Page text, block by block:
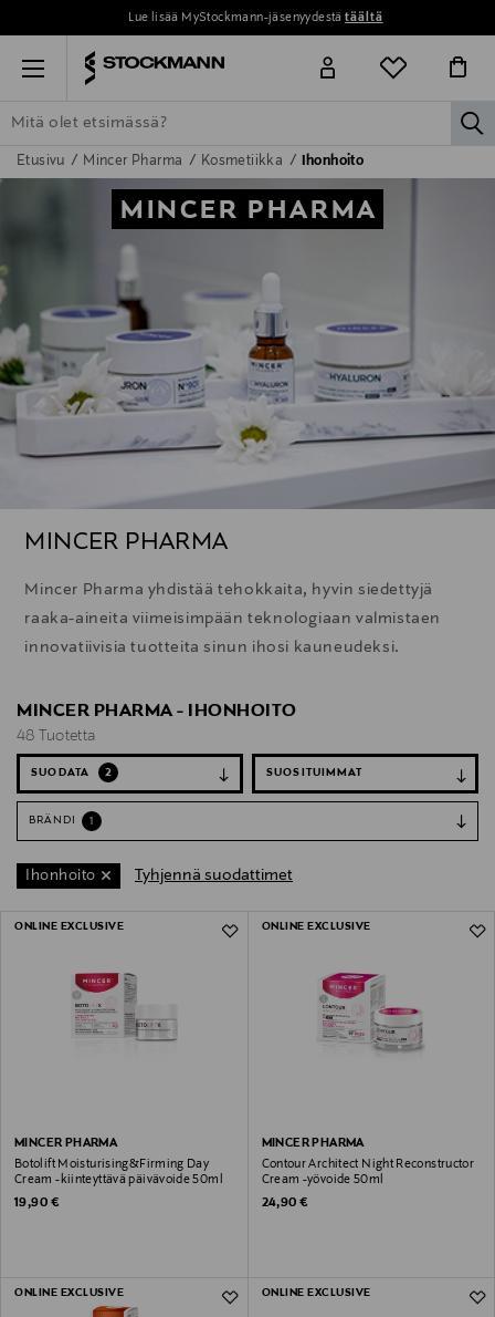
Lue lisää MyStockmann-jäsenyydestätäältä
Menu
ETSI KAIKKI NAISET MIEHET LAPSET KOTI
Etusivu Mincer Pharma Kosmetiikka Ihonhoito
MINCER PHARMA
MINCER PHARMA
Mincer Pharma yhdistää tehokkaita, hyvin siedettyjä
raaka-aineita viimeisimpään teknologiaan valmistaen
innovatiivisia tuotteita sinun ihosi kauneudeksi.
MINCER PHARMA - IHONHOITO
48 Tuotetta
SUODATA 2
BRÄNDI 1
Ihonhoito Tyhjennä suodattimet
48 Tuotetta
ONLINE EXCLUSIVE
MINCER PHARMA
Botolift Moisturising&Firming Day
Cream -kiinteyttävä päivävoide 50ml
Original Price
19,90 €
ONLINE EXCLUSIVE
MINCER PHARMA
Contour Architect Night Reconstructor
Cream -yövoide 50ml
Original Price
24,90 €
ONLINE EXCLUSIVE ONLINE EXCLUSIVE